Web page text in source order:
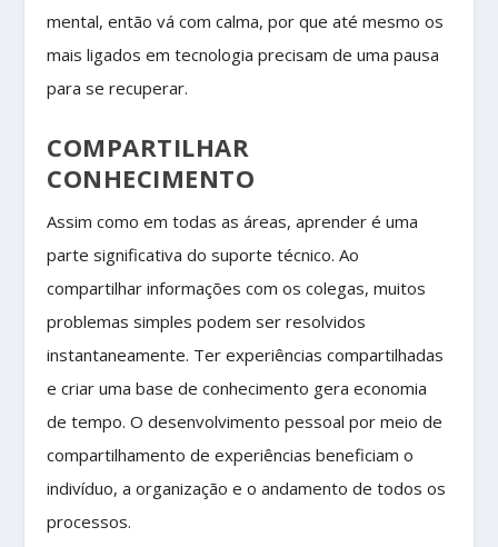
mental, então vá com calma, por que até mesmo os
mais ligados em tecnologia precisam de uma pausa
para se recuperar.
COMPARTILHAR
CONHECIMENTO
Assim como em todas as áreas, aprender é uma
parte significativa do suporte técnico. Ao
compartilhar informações com os colegas, muitos
problemas simples podem ser resolvidos
instantaneamente. Ter experiências compartilhadas
e criar uma base de conhecimento gera economia
de tempo. O desenvolvimento pessoal por meio de
compartilhamento de experiências beneficiam o
indivíduo, a organização e o andamento de todos os
processos.